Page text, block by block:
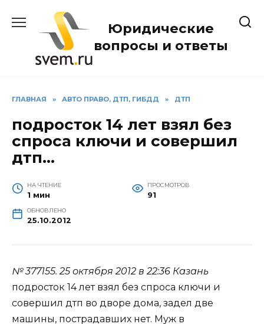
содержанию
Юридические
вопросы и ответы
ГЛАВНАЯ » АВТО ПРАВО, ДТП, ГИБДД » ДТП
подросток 14 лет взял без
спроса ключи и совершил
дтп…
НА ЧТЕНИЕ
1 мин
ПРОСМОТРОВ
91
ОБНОВЛЕНО
25.10.2012
№ 377155. 25 октября 2012 в 22:36 Казань
подросток 14 лет взял без спроса ключи и
совершил дтп во дворе дома, задел две
машины, пострадавших нет. Муж в